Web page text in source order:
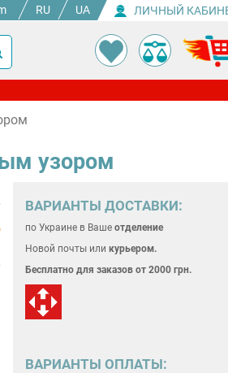
RU UA ЛИЧНЫЙ
узором
ВАРИАНТЫ ДОСТАВКИ:
по Украине в Ваше отделение
Новой почты или курьером.
Бесплатно для заказов от 2000 грн.
ВАРИАНТЫ ОПЛАТЫ: